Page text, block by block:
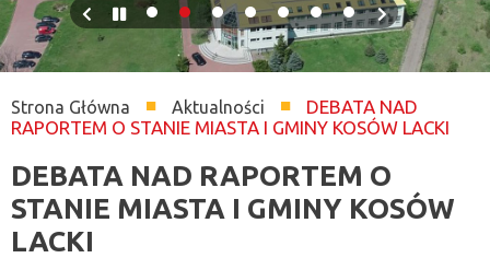
Pause
Previous
slide
Next
slide
Ścieżka
nawigacyjna
Strona Główna Aktualności
DEBATA NAD
RAPORTEM O STANIE MIASTA I GMINY KOSÓW LACKI
DEBATA NAD RAPORTEM O
STANIE MIASTA I GMINY KOSÓW
LACKI